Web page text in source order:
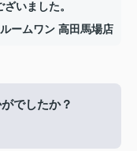
いました。
ームワン 高田馬場店
でしたか？